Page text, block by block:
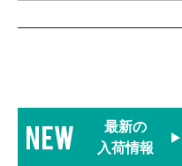
最新の
入荷情報